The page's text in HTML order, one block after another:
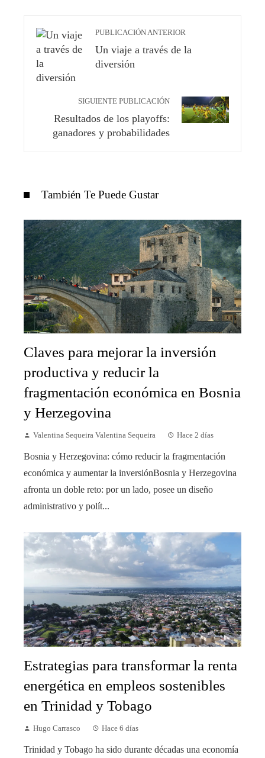
PUBLICACIÓN ANTERIOR
Un viaje a través de la
diversión
SIGUIENTE PUBLICACIÓN
Resultados de los playoffs:
ganadores y probabilidades
También Te Puede Gustar
Claves para mejorar la inversión
productiva y reducir la
fragmentación económica en Bosnia
y Herzegovina
Valentina Sequeira Valentina Sequeira Hace 2 días
Bosnia y Herzegovina: cómo reducir la fragmentación
económica y aumentar la inversiónBosnia y Herzegovina
afronta un doble reto: por un lado, posee un diseño
administrativo y polít...
Estrategias para transformar la renta
energética en empleos sostenibles
en Trinidad y Tobago
Hugo Carrasco Hace 6 días
Trinidad y Tobago ha sido durante décadas una economía